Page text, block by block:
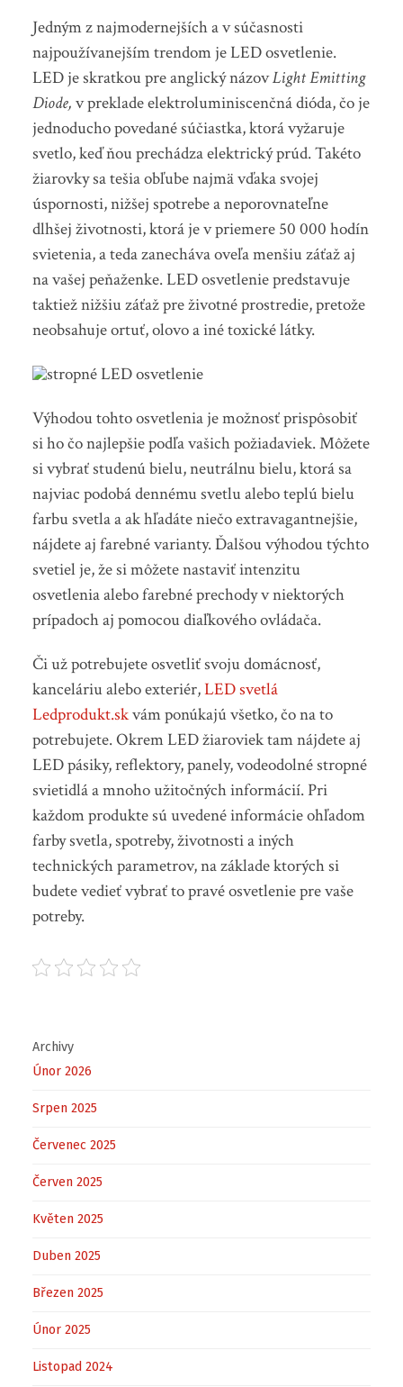
Jedným z najmodernejších a v súčasnosti
najpoužívanejším trendom je LED osvetlenie.
LED je skratkou pre anglický názovLight Emitting
Diode, v preklade elektroluminiscenčná dióda, čo je
jednoducho povedané súčiastka, ktorá vyžaruje
svetlo, keď ňou prechádza elektrický prúd. Takéto
žiarovky sa tešia obľube najmä vďaka svojej
úspornosti, nižšej spotrebe a neporovnateľne
dlhšej životnosti, ktorá je v priemere 50 000 hodín
svietenia, a teda zanecháva oveľa menšiu záťaž aj
na vašej peňaženke. LED osvetlenie predstavuje
taktiež nižšiu záťaž pre životné prostredie, pretože
neobsahuje ortuť, olovo a iné toxické látky.
Výhodou tohto osvetlenia je možnosť prispôsobiť
si ho čo najlepšie podľa vašich požiadaviek. Môžete
si vybrať studenú bielu, neutrálnu bielu, ktorá sa
najviac podobá dennému svetlu alebo teplú bielu
farbu svetla a ak hľadáte niečo extravagantnejšie,
nájdete aj farebné varianty. Ďalšou výhodou týchto
svetiel je, že si môžete nastaviť intenzitu
osvetlenia alebo farebné prechody v niektorých
prípadoch aj pomocou diaľkového ovládača.
Či už potrebujete osvetliť svoju domácnosť,
kanceláriu alebo exteriér,LED svetlá
Ledprodukt.skvám ponúkajú všetko, čo na to
potrebujete. Okrem LED žiaroviek tam nájdete aj
LED pásiky, reflektory, panely, vodeodolné stropné
svietidlá a mnoho užitočných informácií. Pri
každom produkte sú uvedené informácie ohľadom
farby svetla, spotreby, životnosti a iných
technických parametrov, na základe ktorých si
budete vedieť vybrať to pravé osvetlenie pre vaše
potreby.
Archivy
Únor 2026
Srpen 2025
Červenec 2025
Červen 2025
Květen 2025
Duben 2025
Březen 2025
Únor 2025
Listopad 2024